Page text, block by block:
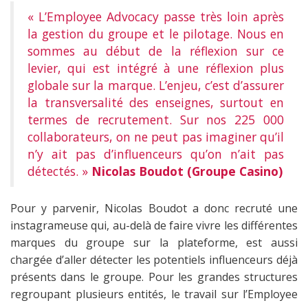
« L’Employee Advocacy passe très loin après
la gestion du groupe et le pilotage. Nous en
sommes au début de la réflexion sur ce
levier, qui est intégré à une réflexion plus
globale sur la marque. L’enjeu, c’est d’assurer
la transversalité des enseignes, surtout en
termes de recrutement. Sur nos 225 000
collaborateurs, on ne peut pas imaginer qu’il
n’y ait pas d’influenceurs qu’on n’ait pas
détectés. » Nicolas Boudot (Groupe Casino)
Pour y parvenir, Nicolas Boudot a donc recruté une
instagrameuse qui, au-delà de faire vivre les différentes
marques du groupe sur la plateforme, est aussi
chargée d’aller détecter les potentiels influenceurs déjà
présents dans le groupe. Pour les grandes structures
regroupant plusieurs entités, le travail sur l’Employee